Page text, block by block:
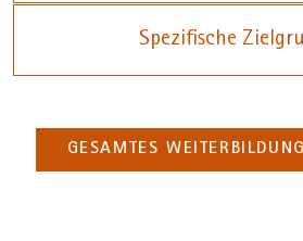
Spezifische
GESAMTES